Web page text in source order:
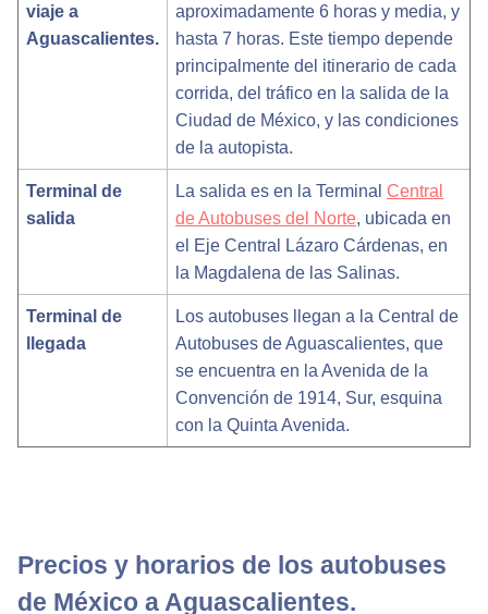
viaje a
Aguascalientes.
aproximadamente 6 horas y media, y
hasta 7 horas. Este tiempo depende
principalmente del itinerario de cada
corrida, del tráfico en la salida de la
Ciudad de México, y las condiciones
de la autopista.
Terminal de
salida
La salida es en la Terminal Central
de Autobuses del Norte, ubicada en
el Eje Central Lázaro Cárdenas, en
la Magdalena de las Salinas.
Terminal de
llegada
Los autobuses llegan a la Central de
Autobuses de Aguascalientes, que
se encuentra en la Avenida de la
Convención de 1914, Sur, esquina
con la Quinta Avenida.
Precios y horarios de los autobuses
de México a Aguascalientes.